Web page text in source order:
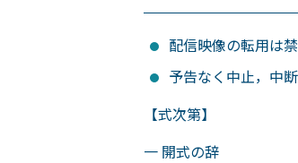
配信映像の転用は禁
予告なく中止，中
【式次第】
一 開式の辞